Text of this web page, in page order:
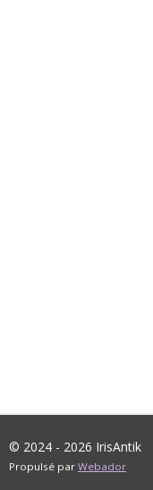
© 2024 - 2026 IrisAntik
Propulsé par Webador